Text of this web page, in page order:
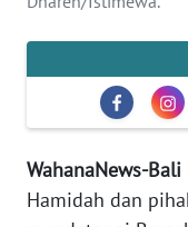
WahanaNews-Bali
Hamidah dan
KAMI
PEDOMAN
SIBER